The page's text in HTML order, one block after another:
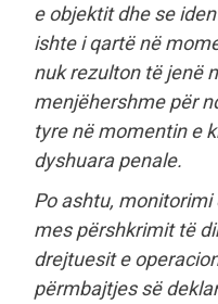
e objektit dhe se
ishte i qartë në
nuk rezulton të jenë
menjëhershme për
tyre në momentin e
dyshuara penale.
Po ashtu,
mes përshkrimit të
drejtuesit e
përmbajtjes së